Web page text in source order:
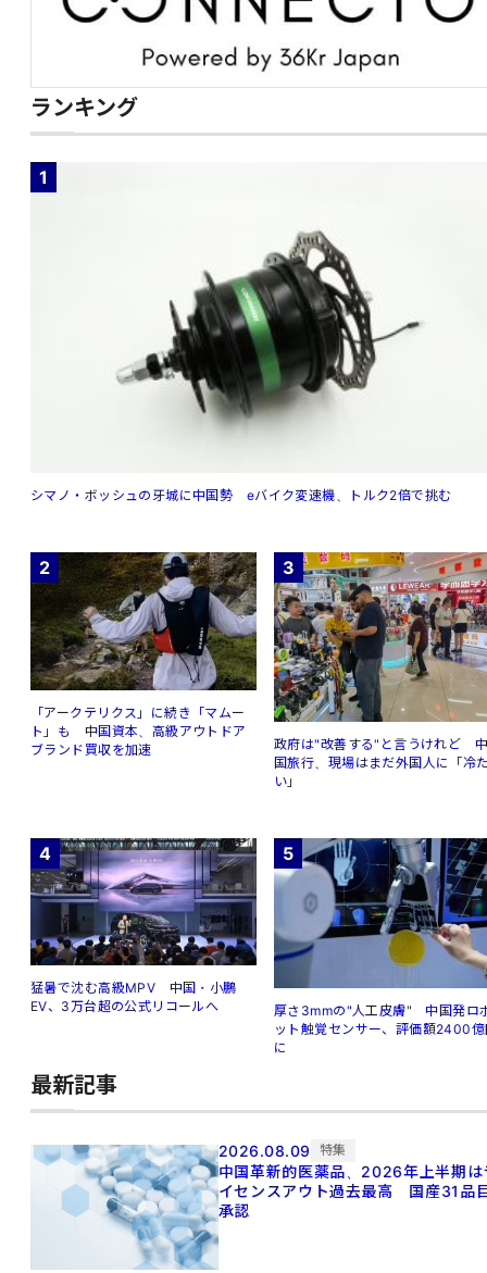
ランキング
1
シマノ・ボッシュの牙城に中国勢 eバイク変速機、トルク2倍で挑む
2
「アークテリクス」に続き「マムー
ト」も 中国資本、高級アウトドア
ブランド買収を加速
3
政府は"改善する"と言うけれど
国旅行、現場はまだ外国人に「冷
い」
4
猛暑で沈む高級MPV 中国・小鵬
EV、3万台超の公式リコールへ
5
厚さ3mmの"人工皮膚" 中国発ロ
ット触覚センサー、評価額2400
に
最新記事
2026.08.09 特集
中国革新的医薬品、2026年上半期は
イセンスアウト過去最高 国産31品
承認